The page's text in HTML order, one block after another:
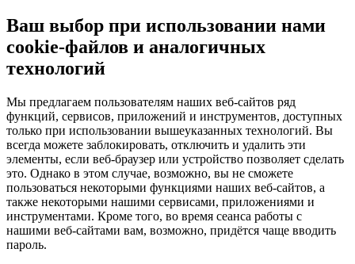
Ваш выбор при использовании нами
cookie-файлов и аналогичных
технологий
Мы предлагаем пользователям наших веб-сайтов ряд
функций, сервисов, приложений и инструментов, доступных
только при использовании вышеуказанных технологий. Вы
всегда можете заблокировать, отключить и удалить эти
элементы, если веб-браузер или устройство позволяет сделать
это. Однако в этом случае, возможно, вы не сможете
пользоваться некоторыми функциями наших веб-сайтов, а
также некоторыми нашими сервисами, приложениями и
инструментами. Кроме того, во время сеанса работы с
нашими веб-сайтами вам, возможно, придётся чаще вводить
пароль.